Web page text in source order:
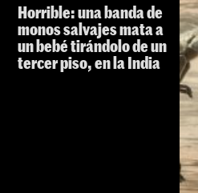
Horrible: una banda de
monos salvajes mata a
un bebé tirándolo de un
tercer piso, en la India